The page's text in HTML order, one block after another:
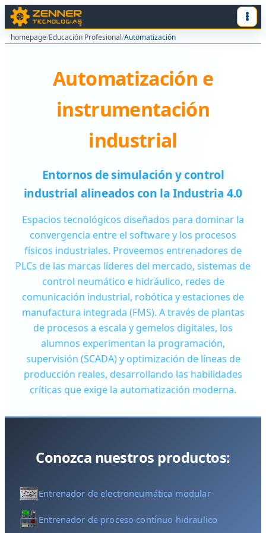
homepage/Educación Profesional/Automatización
Automatización e
instrumentación
industrial
Entornos de simulación y control
industrial alineados con la Industria 4.0
Espacios tecnológicos diseñados para dominar la
convergencia entre el software y los procesos
físicos industriales. Proveemos entrenadores de
PLCs de las marcas líderes del mercado, sistemas de
control neumático e hidráulico, redes de
comunicación industrial, robótica y estaciones de
manufactura integrada (FMS). A través de plantas
de procesos a escala y gemelos digitales, los
alumnos experimentan la programación,
supervisión (SCADA) y optimización de líneas de
producción reales, desarrollando las habilidades
críticas que exige la automatización moderna.
Conozca nuestros productos:
Entrenador de electroneumática modular
Entrenador de proceso continuo hidraulico